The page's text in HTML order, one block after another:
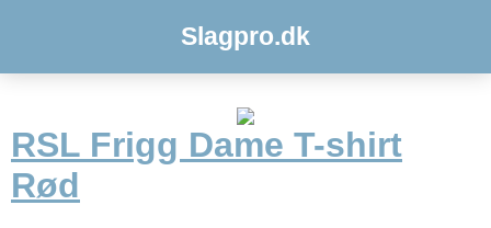
Slagpro.dk
RSL Frigg Dame T-shirt
Rød